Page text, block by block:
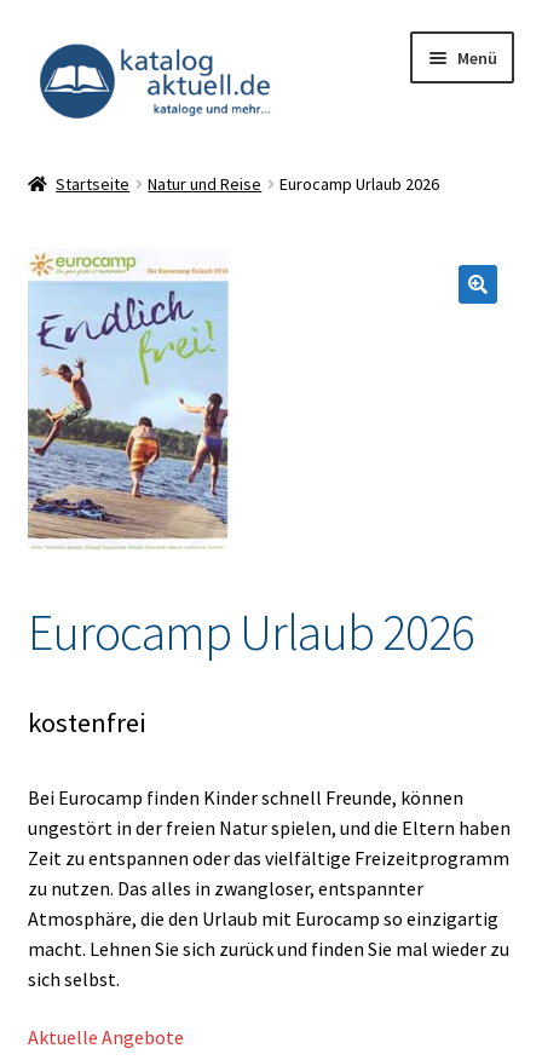
Navigation
springen
Zum
Inhalt
springen
Menü
Infocenter
öffnen
Impressum
Startseite Natur und Reise Eurocamp Urlaub 2026
Eurocamp Urlaub 2026
kostenfrei
Bei Eurocamp finden Kinder schnell Freunde, können
ungestört in der freien Natur spielen, und die Eltern haben
Zeit zu entspannen oder das vielfältige Freizeitprogramm
zu nutzen. Das alles in zwangloser, entspannter
Atmosphäre, die den Urlaub mit Eurocamp so einzigartig
macht. Lehnen Sie sich zurück und finden Sie mal wieder zu
sich selbst.
Aktuelle Angebote